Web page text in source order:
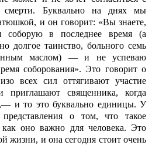
смерти. Буквально на днях мы
и он говорит: «Вы знаете,
соборую в последнее время (а
долгое таинство, больного семь
маслом) — и не успеваю
соборования». Это говорит о
всех сил оттягивают участие
приглашают священника, когда
и то это буквально единицы. У
о том, что такое
как оно важно для человека. Это
жизни, и она сегодня стоит очень